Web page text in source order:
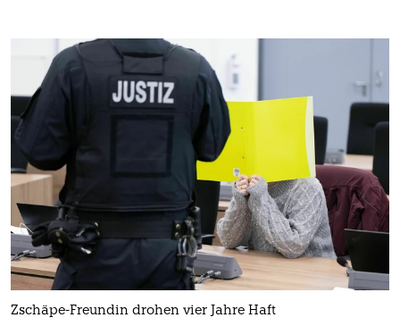
Zschäpe-Freundin drohen vier Jahre Haft